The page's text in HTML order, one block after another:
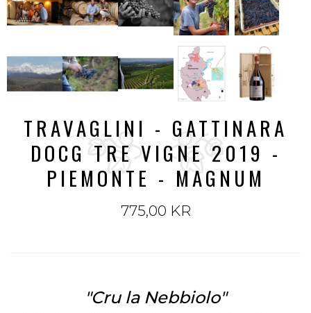
TRAVAGLINI - GATTINARA
DOCG TRE VIGNE 2019 -
PIEMONTE - MAGNUM
775,00 KR
"Cru la Nebbiolo"